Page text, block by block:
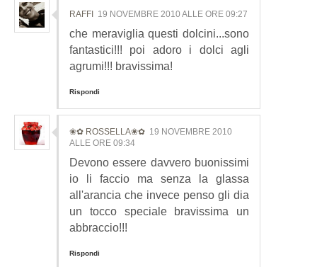
RAFFI 19 NOVEMBRE 2010 ALLE ORE 09:27
che meraviglia questi dolcini...sono
fantastici!!! poi adoro i dolci agli
agrumi!!! bravissima!
Rispondi
❀✿ ROSSELLA❀✿ 19 NOVEMBRE 2010
ALLE ORE 09:34
Devono essere davvero buonissimi
io li faccio ma senza la glassa
all'arancia che invece penso gli dia
un tocco speciale bravissima un
abbraccio!!!
Rispondi